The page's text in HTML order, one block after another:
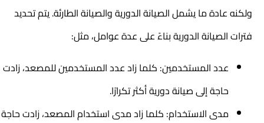
ولكنه عادة ما يشمل الصيانة الدورية والصيانة الطارئة. يتم تحديد
فترات الصيانة الدورية بناءً على عدة عوامل، مثل:
عدد المستخدمين: كلما زاد عدد المستخدمين للمصعد، زادت
حاجة إلى صيانة دورية أكثر تكرارًا.
مدى الاستخدام: كلما زاد مدى استخدام المصعد، زادت حاجة